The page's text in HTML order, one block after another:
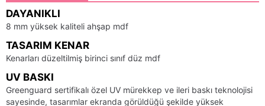
DAYANIKLI
8 mm yüksek kaliteli ahşap mdf
TASARIM KENAR
Kenarları düzeltilmiş birinci sınıf düz mdf
UV BASKI
Greenguard sertifikalı özel UV mürekkep ve ileri baskı teknolojisi
sayesinde, tasarımlar ekranda görüldüğü şekilde yüksek